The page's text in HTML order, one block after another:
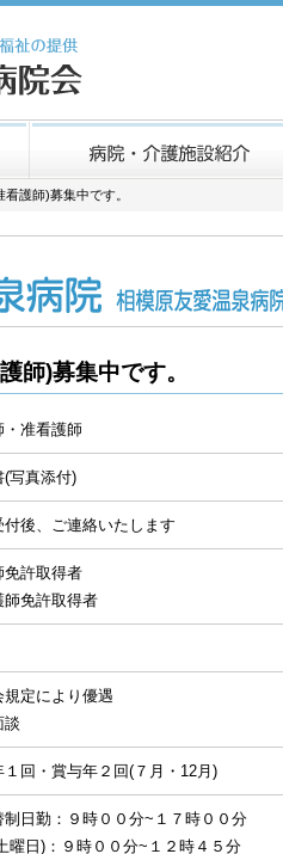
護師)募集中です。
師)募集中です。
・准看護師
(写真添付)
付後、ご連絡いたします
免許取得者
師免許取得者
規定により優遇
談
１回・賞与年２回(７月・12月)
制日勤：９時００分~１７時００分
曜日)：９時００分~１２時４５分